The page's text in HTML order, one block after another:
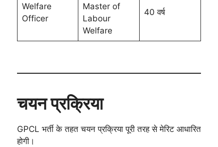
Welfare
Officer
Master of
Labour
Welfare
40 वर्ष
चयन प्रक्रिया
GPCL भर्ती के तहत चयन प्रक्रिया पूरी तरह से मेरिट आधारित
होगी।